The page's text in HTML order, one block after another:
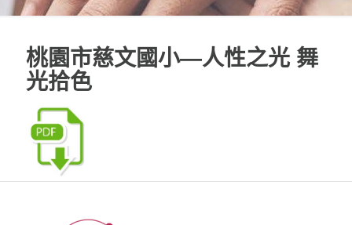
桃園市慈文國小—人性之光 舞
光拾色